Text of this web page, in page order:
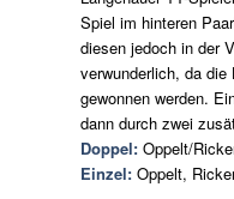
Spiel im hinteren
diesen jedoch in der
verwunderlich, da
gewonnen werden.
dann durch zwei
Doppel: Oppelt/
Einzel: Oppelt,